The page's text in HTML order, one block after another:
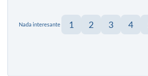
Nada interesante 1 2 3 4